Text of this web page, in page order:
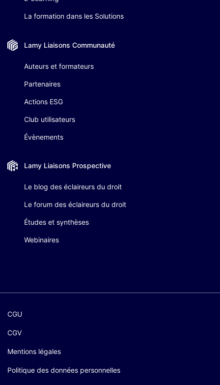
La formation dans les Solutions
Lamy Liaisons Communauté
Auteurs et formateurs
Partenaires
Actions ESG
Club utilisateurs
Évènements
Lamy Liaisons Prospective
Le blog des éclaireurs du droit
Le forum des éclaireurs du droit
Études et synthèses
Webinaires
CGU
CGV
Mentions légales
Politique des données personnelles